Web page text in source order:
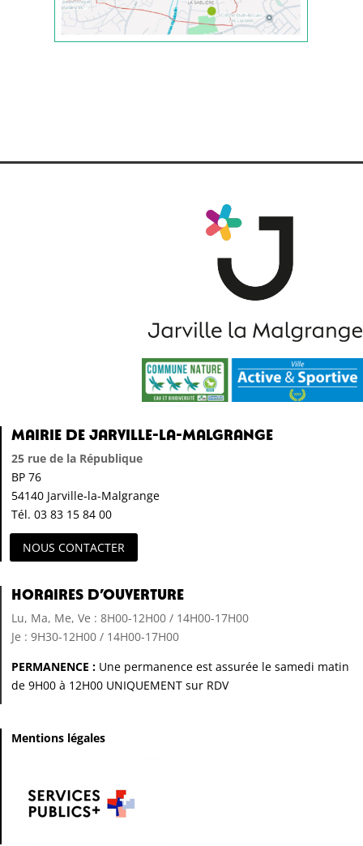
Mairie de Jarville-la-Malgrange
25 rue de la République
BP 76
54140 Jarville-la-Malgrange
Tél. 03 83 15 84 00
NOUS CONTACTER
Horaires d’ouverture
Lu, Ma, Me, Ve : 8H00-12H00 / 14H00-17H00
Je : 9H30-12H00 / 14H00-17H00
PERMANENCE : Une permanence est assurée le samedi matin
de 9H00 à 12H00 UNIQUEMENT sur RDV
Mentions légales